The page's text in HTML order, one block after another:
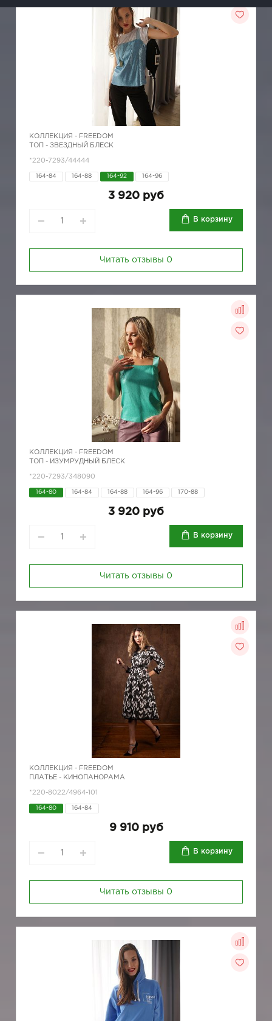
КОЛЛЕКЦИЯ - FREEDOM
ТОП - ЗВЕЗДНЫЙ БЛЕСК
*220-7293/44444
164-84 164-88 164-92 164-96
3 920 руб
В корзину
Читать отзывы 0
КОЛЛЕКЦИЯ - FREEDOM
ТОП - ИЗУМРУДНЫЙ БЛЕСК
*220-7293/348090
164-80 164-84 164-88 164-96 170-88
3 920 руб
В корзину
Читать отзывы 0
КОЛЛЕКЦИЯ - FREEDOM
ПЛАТЬЕ - КИНОПАНОРАМА
*220-8022/4964-101
164-80 164-84
9 910 руб
В корзину
Читать отзывы 0